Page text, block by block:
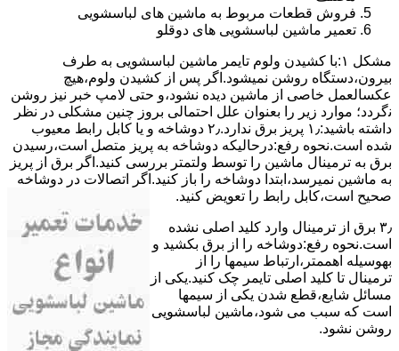
فروش قطعات مربوط به ماشین های لباسشویی
تعمیر ماشین لباسشویی های دوقلو
مشکل ۱:ﺑﺎ ﮐﺸﯿﺪن وﻟﻮم ﺗﺎﯾﻤﺮ ماشین لباسشویی به طرف
ﺑﯿﺮون،دستگاه روﺷﻦ نمیشود.اﮔﺮ ﭘﺲ از ﮐﺸﯿﺪن وﻟﻮم،ﻫﯿﭻ
عکسالعمل ﺧﺎﺻﯽ از ﻣﺎﺷﯿﻦ دﯾﺪه نشود،و حتی ﻻﻣﭗ ﺧﺒﺮ ﻧﯿﺰ روﺷﻦ
ﻧگردد؛ موارد زیر را بعنوان ﻋﻠﻞ احتمالی بروز چنین مشکلی در نظر
داشته باشید:۱٫ ﭘﺮﯾﺰ ﺑﺮق ﻧﺪارد.۲٫ دوﺷﺎﺧﻪ و ﯾﺎ ﮐﺎﺑﻞ راﺑﻂ ﻣﻌﯿﻮب
ﺷﺪه است.نحوه رفع:درحالیکه دوﺷﺎﺧﻪ ﺑﻪ ﭘﺮﯾﺰ ﻣﺘﺼﻞ اﺳﺖ،رﺳﯿﺪن
ﺑﺮق ﺑﻪ ﺗﺮﻣﯿﻨﺎل ﻣﺎﺷﯿﻦ را ﺗﻮﺳﻂ ولتمتر بررسی ﮐﻨﯿﺪ.اﮔﺮ ﺑﺮق از ﭘﺮﯾﺰ
ﺑﻪ ﻣﺎﺷﯿﻦ نمیرسد،اﺑﺘﺪا دوشاخه را باز کنید.اﮔﺮ اﺗﺼﺎﻻت در دوشاخه
ﺻﺤﯿﺢ اﺳﺖ،ﮐﺎﺑﻞ راﺑﻂ را ﺗﻌﻮﯾﺾ کنید.
۳٫ ﺑﺮق از ﺗﺮﻣﯿﻨﺎل وارد ﮐﻠﯿﺪ اﺻﻠﯽ ﻧﺸﺪه
است.نحوه رﻓﻊ:دوشاخه را از ﺑﺮق بکشید و
بهوسیله اهممتر،ارﺗﺒﺎط سیمها را از
ﺗﺮﻣﯿﻨﺎل ﺗﺎ ﮐﻠﯿﺪ اﺻﻠﯽ ﺗﺎﯾﻤﺮ چک کنید.یکی از
مسائل شایع،ﻗﻄﻊ شدن ﯾﮑﯽ از سیمها
است که سبب می شود،ﻣﺎﺷﯿﻦ لباسشویی
روﺷﻦ نشود.